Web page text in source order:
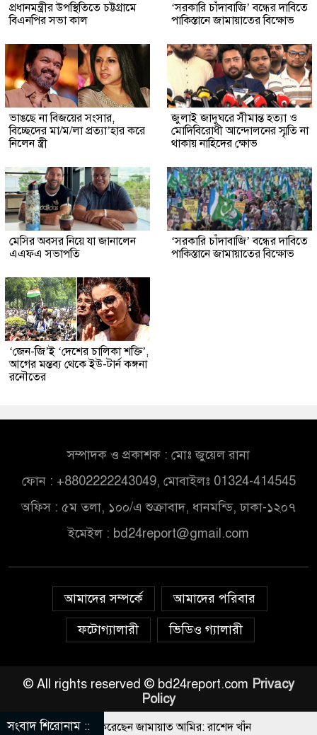
প্রধানমন্ত্রীর উপস্থিতিতে চট্টগ্রামে
বিএনপির সভা কাল
‘সরকারি চাঁদাবাজি’ বন্ধের দাবিতে
পাকিস্তানে জামায়াতের বিক্ষোভ
ভাঙছে না বিজয়ের সংসার,
বিচ্ছেদের মা/ম/লা প্রত্যা’হার করে
নিলেন স্ত্রী
জুলাই জাদুঘরে সীমান্ত হত্যা ও
মোদিবিরোধী আন্দোলনের স্মৃতি না
থাকায় নাহিদের ক্ষোভ
মেসির অবসর নিয়ে যা জানালেন
এএফএ সভাপতি
‘সরকারি চাঁদাবাজি’ বন্ধের দাবিতে
পাকিস্তানে জামায়াতের বিক্ষোভ
‘জেন-জি’ই ‘দেশের চালিকা শক্তি’,
আগের মন্তব্য থেকে ইউ-টার্ন কঙ্গনা
রনৌতের
সম্পাদক ও প্রকাশক : মোঃ জুয়েল রানা
ফোন : +8802222243049, মোবাইলঃ 01324-414545
অফিস : ৫ম তলা, ১০০/এ শুক্রাবাদ, ধানমন্ডি, ঢাকা-১২০৭
ইমেইল : bd24report@gmail.com
আমাদের সম্পর্কে
আমাদের পরিবার
ফটোগ্যালারী
ভিডিও গ্যালারী
© All rights reserved © bd24report.com Privacy
Policy
সংবাদ শিরোনাম ::
প্রথম বেইমানি করেছেন জামায়াত আমির: রাশেদ খাঁন